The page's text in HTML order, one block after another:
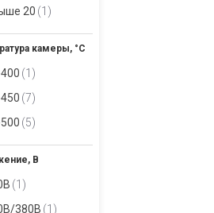
20 1
камеры, °С
1
7
5
В
1
380В 1